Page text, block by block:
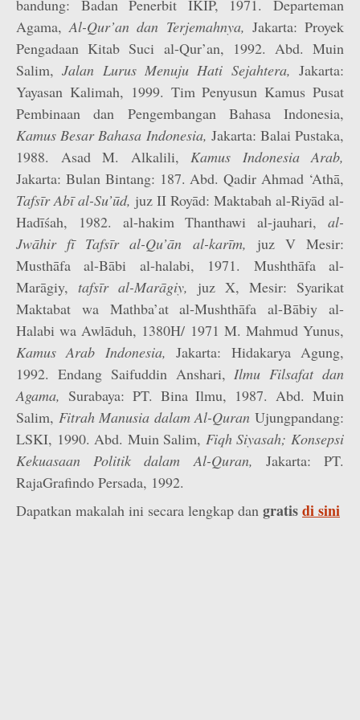
bandung: Badan Penerbit IKIP, 1971. Departeman
Agama,Al-Qur’an dan Terjemahnya, Jakarta: Proyek
Pengadaan Kitab Suci al-Qur’an, 1992. Abd. Muin
Salim,Jalan Lurus Menuju Hati Sejahtera,Jakarta:
Yayasan Kalimah, 1999. Tim Penyusun Kamus Pusat
Pembinaan dan Pengembangan Bahasa Indonesia,
Kamus Besar Bahasa Indonesia, Jakarta: Balai Pustaka,
1988. Asad M. Alkalili, Kamus Indonesia Arab,
Jakarta: Bulan Bintang: 187. Abd. Qadir Ahmad ‘Athā,
Tafsīr Abī al-Su’ūd, juz II Royād: Maktabah al-Riyād al-
Hadīśah, 1982. al-hakim Thanthawi al-jauhari, al-
Jwāhir fī Tafsīr al-Qu’ān al-karīm, juz V Mesir:
Musthāfa al-Bābi al-halabi, 1971. Mushthāfa al-
Marāgiy, tafsīr al-Marāgiy, juz X, Mesir: Syarikat
Maktabat wa Mathba’at al-Mushthāfa al-Bābiy al-
Halabi wa Awlāduh, 1380H/ 1971 M. Mahmud Yunus,
Kamus Arab Indonesia,Jakarta: Hidakarya Agung,
1992. Endang Saifuddin Anshari,Ilmu Filsafat dan
Agama, Surabaya: PT. Bina Ilmu, 1987. Abd. Muin
Salim, Fitrah Manusia dalam Al-QuranUjungpandang:
LSKI, 1990. Abd. Muin Salim, Fiqh Siyasah; Konsepsi
Kekuasaan Politik dalam Al-Quran, Jakarta: PT.
RajaGrafindo Persada, 1992.
Dapatkan makalah ini secara lengkap dan gratisdi sini